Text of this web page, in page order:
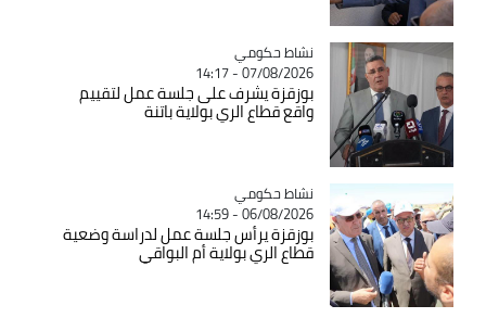
Catégorie
نشاط حكومي
07/08/2026 - 14:17
بوزقزة يشرف على جلسة عمل لتقييم
واقع قطاع الري بولاية باتنة
Catégorie
نشاط حكومي
06/08/2026 - 14:59
بوزقزة يرأس جلسة عمل لدراسة وضعية
قطاع الري بولاية أم البواقي